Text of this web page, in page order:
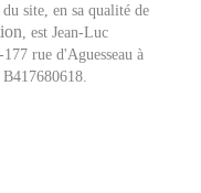
site, en sa qualité de
, est Jean-Luc
rue d'Aguesseau à